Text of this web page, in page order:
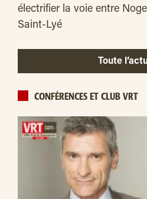
électrifier la voie entre
Saint-Lyé
Toute
CONFÉRENCES ET CLUB VRT